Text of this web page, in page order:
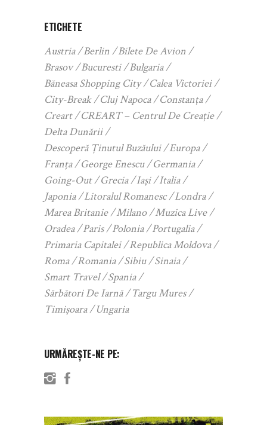
ETICHETE
Austria Berlin
Bilete De Avion
Brasov
Bucuresti
Bulgaria
Băneasa Shopping City
Calea Victoriei
City-Break
Cluj Napoca
Constanța
Creart
CREART – Centrul De Creație
Delta Dunării
Descoperă Ținutul Buzăului
Europa
Franța
George Enescu
Germania
Going-Out
Grecia Iași
Italia
Japonia
Litoralul Romanesc
Londra
Marea Britanie
Milano
Muzica Live
Oradea
Paris Polonia
Portugalia
Primaria Capitalei
Republica Moldova
Roma
Romania Sibiu
Sinaia
Smart Travel
Spania
Sărbători De Iarnă
Targu Mures
Timișoara
Ungaria
URMĂREȘTE-NE PE: